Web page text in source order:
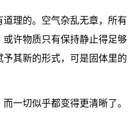
理的。空气杂乱无章，所有
许物质只有保持静止得足够
其新的形式，可是固体里的
一切似乎都变得更清晰了。